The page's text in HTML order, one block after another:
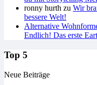
ronny hurth zu Wir
bessere Welt!
Alternative
Endlich! Das erste
Top 5
Neue Beiträge